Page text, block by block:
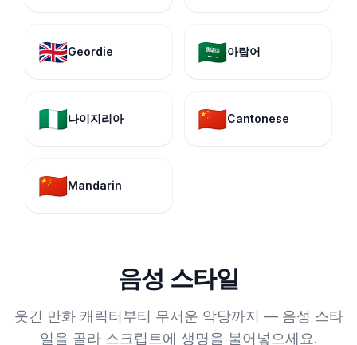
🇬🇧Geordie 🇸🇦아랍어
🇳🇬나이지리아 🇨🇳Cantonese
🇨🇳Mandarin
음성 스타일
웃긴 만화 캐릭터부터 무서운 악당까지 — 음성 스타
일을 골라 스크립트에 생명을 불어넣으세요.